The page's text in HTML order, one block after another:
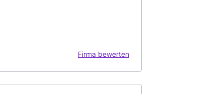
Firma bewerten